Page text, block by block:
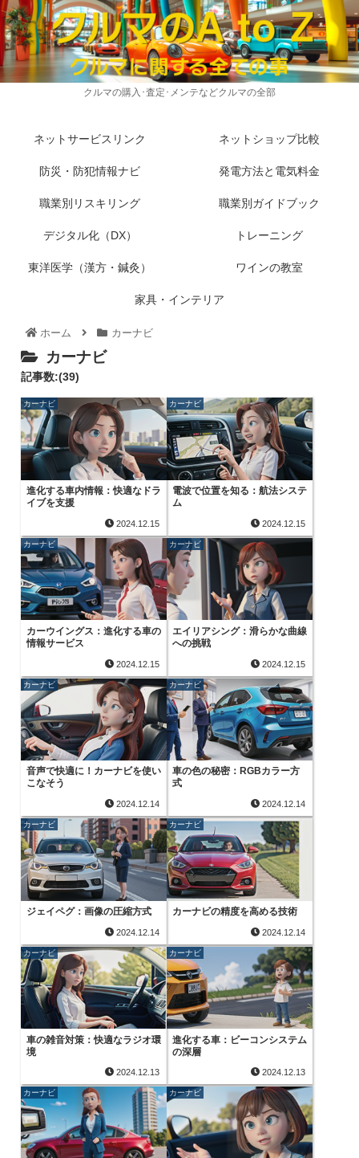
クルマの購入･査定･メンテなどクルマの全部
ネットサービスリンク ネットショップ比較
防災・防犯情報ナビ 発電方法と電気料金
職業別リスキリング 職業別ガイドブック
デジタル化（DX） トレーニング
東洋医学（漢方・鍼灸） ワインの教室
家具・インテリア
ホーム カーナビ
カーナビ
記事数:(39)
カーナビ
進化する車内情報：快適なドラ
イブを支援
2024.12.15
カーナビ
電波で位置を知る：航法システ
ム
2024.12.15
カーナビ
カーウイングス：進化する車の
情報サービス
2024.12.15
カーナビ
エイリアシング：滑らかな曲線
への挑戦
2024.12.15
カーナビ
音声で快適に！カーナビを使い
こなそう
2024.12.14
カーナビ
車の色の秘密：RGBカラー方
式
2024.12.14
カーナビ
ジェイペグ：画像の圧縮方式
2024.12.14
カーナビ
カーナビの精度を高める技術
2024.12.14
カーナビ
車の雑音対策：快適なラジオ環
境
2024.12.13
カーナビ
進化する車：ビーコンシステム
の深層
2024.12.13
カーナビ カーナビ